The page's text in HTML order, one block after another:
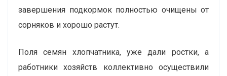
завершения подкормок полностью очищены от
сорняков и хорошо растут.
Поля семян хлопчатника, уже дали ростки, а
работники хозяйств коллективно осуществили